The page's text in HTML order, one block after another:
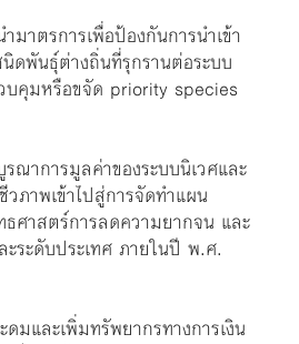
มาตรการเพื่อป้องกันการนำเข้า
ดพันธุ์ต่างถิ่นที่รุกรานต่อระบบ
บคุมหรือขจัด priority species
รณาการมูลค่าของระบบนิเวศและ
ภาพเข้าไปสู่การจัดทำแผน
ศาสตร์การลดความยากจน และ
ระดับประเทศ ภายในปี พ.ศ.
ดมและเพิ่มทรัพยากรทางการเงิน